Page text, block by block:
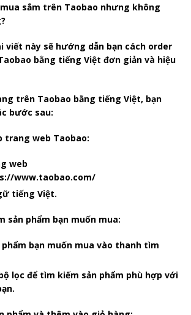
sắm trên Taobao nhưng không
viết này sẽ hướng dẫn bạn cách order
bằng tiếng Việt đơn giản và hiệu
trên Taobao bằng tiếng Việt, bạn
bước sau:
trang web Taobao:
web
www.taobao.com/
tiếng Việt.
sản phẩm bạn muốn mua:
phẩm bạn muốn mua vào thanh tìm
lọc để tìm kiếm sản phẩm phù hợp với